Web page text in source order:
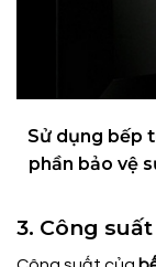
Sử dụng bếp
phần bảo vệ
3. Công suất